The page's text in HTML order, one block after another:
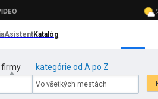
firmy kategórie od A po Z